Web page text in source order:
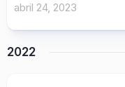
abril 24, 2023
2022